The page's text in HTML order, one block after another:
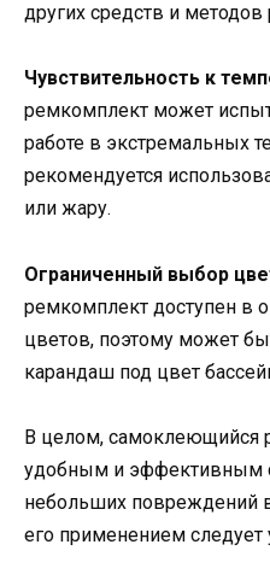
других средств и методов
Чувствительность к
ремкомплект может
работе в экстремальных
рекомендуется
или жару.
Ограниченный выбор
ремкомплект доступен в
цветов, поэтому может
карандаш под цвет
В целом, самоклеющийся
удобным и эффективным
небольших повреждений
его применением следует